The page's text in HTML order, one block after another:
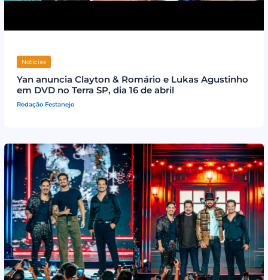
Notícias
Yan anuncia Clayton & Romário e Lukas Agustinho
em DVD no Terra SP, dia 16 de abril
Redação Festanejo